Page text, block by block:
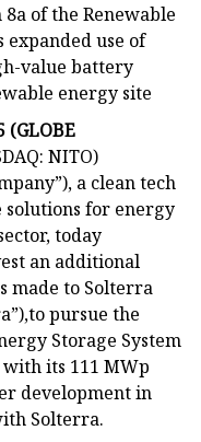
of the Renewable
expanded use of
value battery
energy site
(GLOBE
NITO)
a clean tech
solutions for energy
today
an additional
made to Solterra
pursue the
Storage System
with its 111 MWp
development in
Solterra.